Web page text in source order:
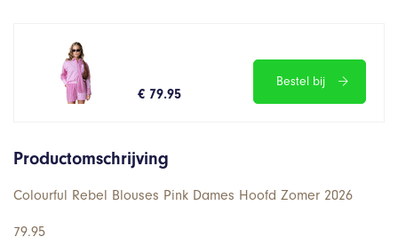
€ 79.95
Bestel bij
Productomschrijving
Colourful Rebel Blouses Pink Dames Hoofd Zomer 2026
79.95